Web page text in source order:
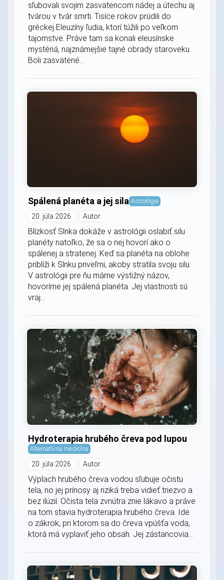
sľubovali svojim zasvätencom nádej a útechu aj
tvárou v tvár smrti. Tisíce rokov prúdili do
gréckej Eleuzíny ľudia, ktorí túžili po veľkom
tajomstve. Práve tam sa konali eleusínske
mystériá, najznámejšie tajné obrady staroveku.
Boli zasvätené...
Spálená planéta a jej sila Astrológia
20. júla 2026 Autor:
Blízkosť Slnka dokáže v astrológii oslabiť silu
planéty natoľko, že sa o nej hovorí ako o
spálenej a stratenej. Keď sa planéta na oblohe
priblíži k Slnku priveľmi, akoby stratila svoju silu.
V astrológii pre ňu máme výstižný názov,
hovoríme jej spálená planéta. Jej vlastnosti sú
vraj...
Hydroterapia hrubého čreva pod lupou
Alternatívna medicína
20. júla 2026 Autor:
Výplach hrubého čreva vodou sľubuje očistu
tela, no jej prínosy aj riziká treba vidieť triezvo a
bez ilúzií. Očista tela zvnútra znie lákavo a práve
na tom stavia hydroterapia hrubého čreva. Ide
o zákrok, pri ktorom sa do čreva vpúšťa voda,
ktorá má vyplaviť jeho obsah. Jej zástancovia...